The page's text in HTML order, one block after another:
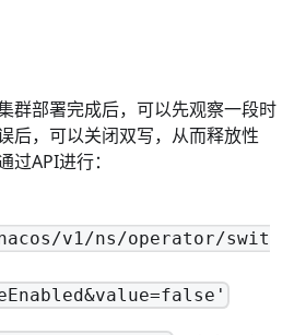
群部署完成后，可以先观察一段时
后，可以关闭双写，从而释放性
API进行：
v1/ns/operator/swit